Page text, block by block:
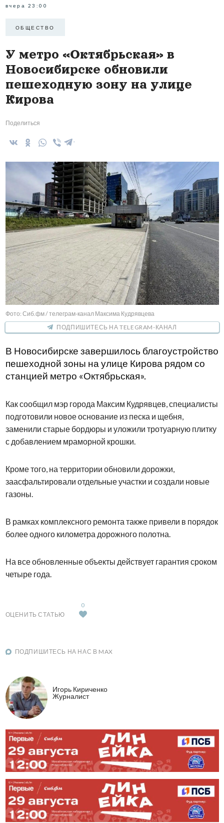
вчера 23:00
ОБЩЕСТВО
У метро «Октябрьская» в
Новосибирске обновили
пешеходную зону на улице
Кирова
Поделиться
Фото: Сиб.фм / телеграм-канал Максима Кудрявцева
ПОДПИШИТЕСЬ НА TELEGRAM-КАНАЛ
В Новосибирске завершилось благоустройство
пешеходной зоны на улице Кирова рядом со
станцией метро «Октябрьская».
Как сообщил мэр города Максим Кудрявцев, специалисты
подготовили новое основание из песка и щебня,
заменили старые бордюры и уложили тротуарную плитку
с добавлением мраморной крошки.
Кроме того, на территории обновили дорожки,
заасфальтировали отдельные участки и создали новые
газоны.
В рамках комплексного ремонта также привели в порядок
более одного километра дорожного полотна.
На все обновленные объекты действует гарантия сроком
четыре года.
ОЦЕНИТЬ СТАТЬЮ
0
ПОДПИШИТЕСЬ НА НАС В MAX
Игорь Кириченко
Журналист